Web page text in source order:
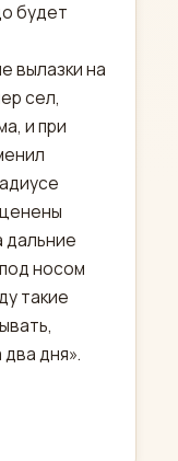
будет
вылазки на
сел,
и при
дальние
носом
такие
дня».